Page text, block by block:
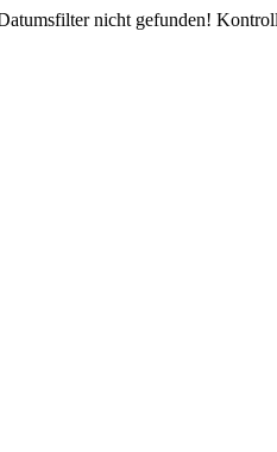
nicht gefunden!